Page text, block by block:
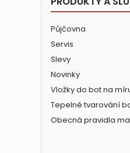
Půjčovna
Servis
Slevy
Novinky
Vložky do bot na
Tepelné tvarování
Obecná pravidla